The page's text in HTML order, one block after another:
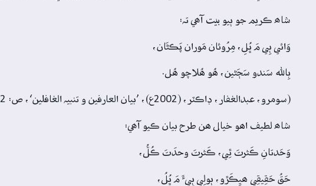
شاھ ڪريم جو ٻيو بيت آھي تہ:
وَائي ٻِي مَ ڀُلِ، مِرُوئان مَوران پَڪڻَان،
بِالله سَندو سَڄَڻين، ھُو ھُلاچو ھُل.
(سومرو، عبدالغفار، ڊاڪٽر، (2002ع)، ’بيان العارفين و تنبيہ الغافلين‘، ص: 22)
شاھ لطيف اھو خيال ھن طرح بيان ڪيو آھي:
وَحَدتانِ ڪَثرتَ ٿِي، ڪَثرتَ وحدَتَ ڪُلُّ،
حَقُ حَقِيقِي ھيِڪَڙو، ٻولِي ٻِيءَ مَ ڀُلُ،